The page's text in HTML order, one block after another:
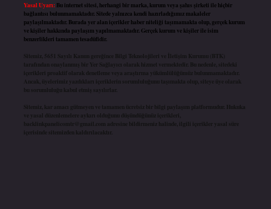
Yasal Uyarı: Bu internet sitesi, herhangi bir marka, kurum veya şahıs şirketi ile hiçbir
bağlantısı bulunmamaktadır. Sitede yalnızca kendi hazırladığımız makaleler
paylaşılmaktadır. Burada yer alan içerikler haber niteliği taşımamakta olup, gerçek kurum
ve kişiler hakkında paylaşım yapılmamaktadır. Gerçek kurum ve kişiler ile isim
benzerlikleri tamamen tesadüfidir.
Sitemiz, 5651 Sayılı Kanun gereğince Bilgi Teknolojileri ve İletişim Kurumu (BTK)
tarafından onaylanmış bir Yer Sağlayıcı olarak hizmet vermektedir. Bu nedenle, sitedeki
içerikleri proaktif olarak denetleme veya araştırma yükümlülüğümüz bulunmamaktadır.
Ancak, üyelerimiz yazdıkları içeriklerin sorumluluğunu taşımakta olup, siteye üye olarak
bu sorumluluğu kabul etmiş sayılırlar.
Sitemiz, kar amacı gütmeyen ve tamamen ücretsiz bir bilgi paylaşım platformudur. Hukuka
ve yasal düzenlemelere aykırı olduğunu düşündüğünüz içerikleri,
backlinkpanelicomtr@gmail.com adresine bildirmeniz halinde, ilgili içerikler yasal süre
içerisinde sitemizden kaldırılacaktır.